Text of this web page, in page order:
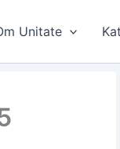
Unitate